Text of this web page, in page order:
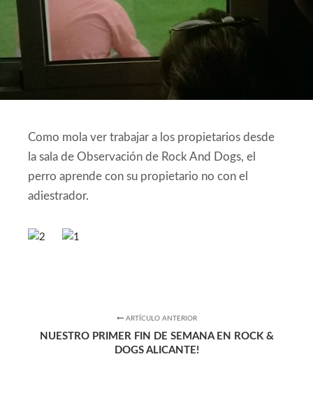
Como mola ver trabajar a los propietarios desde
la sala de Observación de Rock And Dogs, el
perro aprende con su propietario no con el
adiestrador.
ARTÍCULO ANTERIOR
NUESTRO PRIMER FIN DE SEMANA EN ROCK &
DOGS ALICANTE!